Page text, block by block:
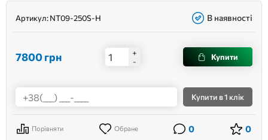
Артикул:NT09-250S-H В наявності
7800грн
+
-
Купити
Купити в 1 клік
Порівняти Обране 0 0